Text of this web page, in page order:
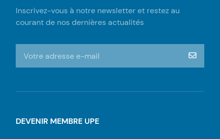
Inscrivez-vous à notre newsletter et restez au
courant de nos dernières actualités
DEVENIR MEMBRE UPE